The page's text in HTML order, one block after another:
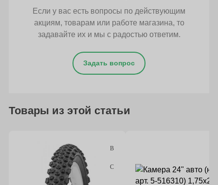
Если у вас есть вопросы по действующим
акциям, товарам или работе магазина, то
задавайте их и мы с радостью ответим.
Задать вопрос
Товары из этой статьи